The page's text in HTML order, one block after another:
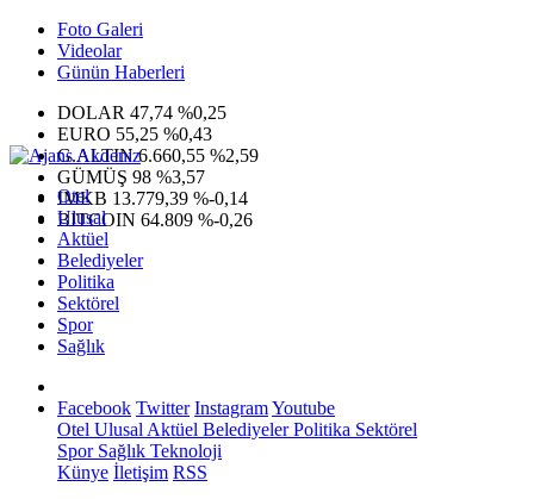
Foto Galeri
Videolar
Günün Haberleri
DOLAR 47,74 %0,25
EURO 55,25 %0,43
G.ALTIN6.660,55 %2,59
GÜMÜŞ 98 %3,57
IMKB 13.779,39 %-0,14
BITCOIN 64.809 %-0,26
Otel
Ulusal
Aktüel
Belediyeler
Politika
Sektörel
Spor
Sağlık
Facebook Twitter InstagramYoutube
Otel Ulusal Aktüel BelediyelerPolitika Sektörel
SporSağlık Teknoloji
Künye İletişim RSS